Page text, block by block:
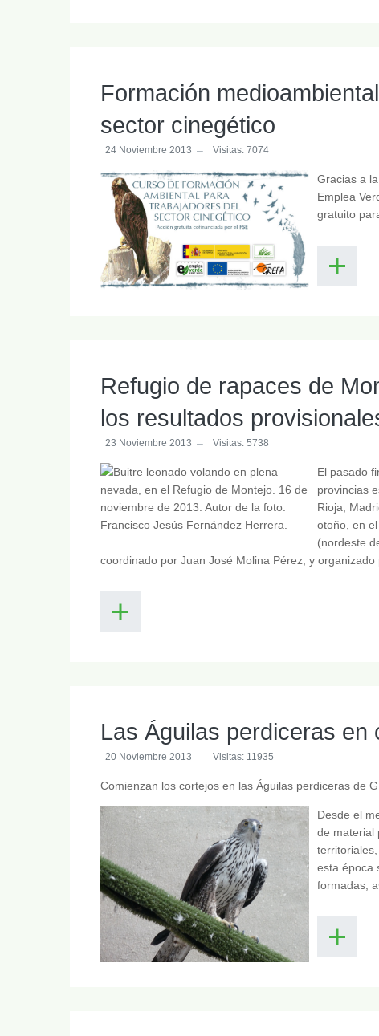
Formación
sector cinegético
24 Noviembre 2013 Visitas: 7074
Gracias a
Emplea
gratuito
Refugio de rapaces de
los resultados
23 Noviembre 2013 Visitas: 5738
El pasado
provincias
Rioja,
otoño, en
(nordeste
coordinado por Juan José Molina Pérez, y
Las Águilas perdiceras en
20 Noviembre 2013 Visitas: 11935
Comienzan los cortejos en las Águilas perdiceras de
Desde el
de material
esta época
formadas,